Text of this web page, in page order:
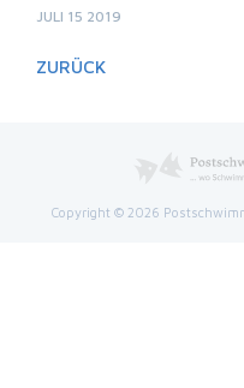
JULI 15 2019
ZURÜCK
Copyright © 2026